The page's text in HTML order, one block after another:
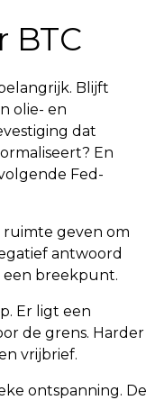
BTC
Blijft
olie- en
dat
En
Fed-
ruimte geven om
antwoord
een breekpunt.
Er ligt een
de grens. Harder
vrijbrief.
ontspanning. De